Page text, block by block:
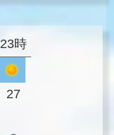
23時
27